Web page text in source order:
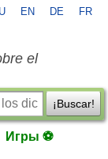
EN DE FR
el
¡Buscar!
Игры ⚽